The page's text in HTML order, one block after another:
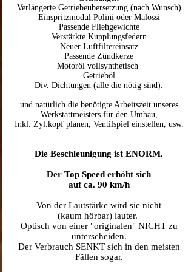
Verlängerte Getriebeübersetzung (nach Wunsch)
Einspritzmodul Polini oder Malossi
Passende Fliehgewichte
Verstärkte Kupplungsfedern
Neuer Luftfiltereinsatz
Passende Zündkerze
Motoröl vollsynthetisch
Getrieböl
Div. Dichtungen (alle die nötig sind).
und natürlich die benötigte Arbeitszeit unseres
Werkstattmeisters für den Umbau,
Inkl. Zyl.kopf planen, Ventilspiel einstellen, usw.
Die Beschleunigung ist ENORM.
Der Top Speed erhöht sich
auf ca. 90 km/h
Von der Lautstärke wird sie nicht
(kaum hörbar) lauter.
Optisch von einer "originalen" NICHT zu
unterscheiden.
Der Verbrauch SENKT sich in den meisten
Fällen sogar.